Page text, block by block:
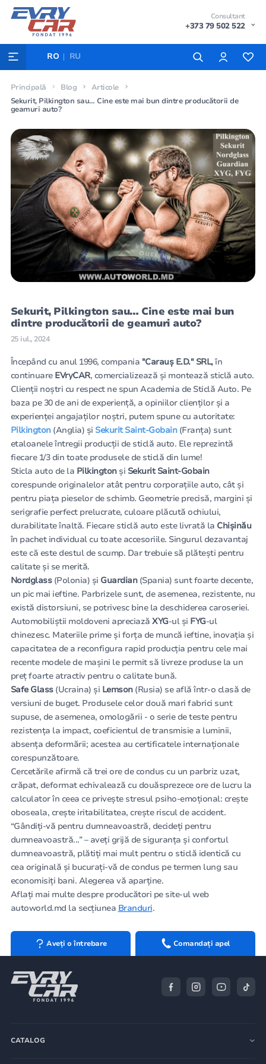
Consultant
+373 79 502 522
RO RU
Principală Blog
Articole
Sekurit, Pilkington sau… Cine este mai bun dintre producătorii de
geamuri auto?
Sekurit, Pilkington sau… Cine este mai bun
dintre producătorii de geamuri auto?
25 iul., 2024
Începând cu anul 1996, compania "Carauș E.D." SRL,în
continuareEVryCAR, comercializează și montează sticlă auto.
Clienții noștri сu respect ne spun Academia de Sticlă Auto. Pe
baza pe 30 de ani de experiență, a opiniilor clienților și a
experienței angajaților noștri, putem spune cu autoritate:
Pilkington(Anglia) și Sekurit Saint-Gobain(Franța) sunt
etaloanele întregii producții de sticlă auto. Ele reprezintă
fiecare 1/3 din toate produsele de sticlă din lume!
Sticla auto de la Pilkingtonși Sekurit Saint-Gobain
corespunde originalelor atât pentru corporațiile auto, cât și
pentru piața pieselor de schimb. Geometrie precisă, margini și
serigrafie perfect prelucrate, culoare plăcută ochiului,
durabilitate înaltă. Fiecare sticlă auto este livrată la Chișinău
în pachet individual cu toate accesoriile. Singurul dezavantaj
este că este destul de scump. Dar trebuie să plătești pentru
calitate și se merită.
Nordglass(Polonia) și Guardian(Spania) sunt foarte decente,
un pic mai ieftine. Parbrizele sunt, de asemenea, rezistente, nu
există distorsiuni, se potrivesc bine la deschiderea caroseriei.
Automobiliștii moldoveni apreciazăXYG-ul și FYG-ul
chinezesc. Materiile prime și forța de muncă ieftine, inovația și
capacitatea de a reconfigura rapid producția pentru cele mai
recente modele de mașini le permit să livreze produse la un
preț foarte atractiv pentru o calitate bună.
Safe Glass(Ucraina) și Lemson(Rusia) se află într-o clasă de
versiuni de buget. Produsele celor două mari fabrici sunt
supuse, de asemenea, omologării - o serie de teste pentru
rezistența la impact, coeficientul de transmisie a luminii,
absența deformării; acestea au certificatele internaționale
corespunzătoare.
Cercetările afirmă că trei ore de condus cu un parbriz uzat,
crăpat, deformat echivalează cu douăsprezece ore de lucru la
calculator în ceea ce privește stresul psiho-emoțional: crește
oboseala, crește iritabilitatea, crește riscul de accident.
“Gândiți-vă pentru dumneavoastră, decideți pentru
dumneavoastră...” – aveți grijă de siguranța și confortul
dumneavoastră, plătiți mai mult pentru o sticlă identică cu
cea originală și bucurați-vă de condus pe termen lung sau
economisiți bani. Alegerea vă aparține.
Aflați mai multe despre producători pe site-ul web
autoworld.md la secțiunea Branduri.
Aveți o întrebare Comandați apel
CATALOG